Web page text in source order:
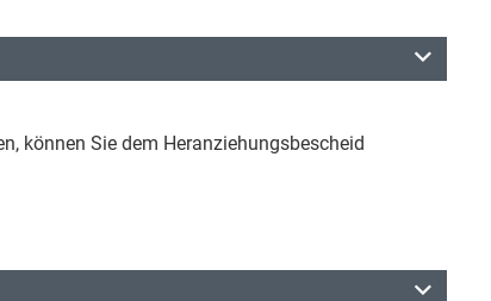
können Sie dem Heranziehungsbescheid